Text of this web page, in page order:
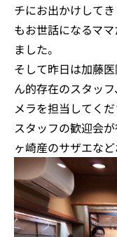
チにお出かけして
もお世話になるマ
ました。
そして昨日は加藤
ん的存在のスタッ
メラを担当してく
スタッフの歓迎会
ヶ崎産のサザエな